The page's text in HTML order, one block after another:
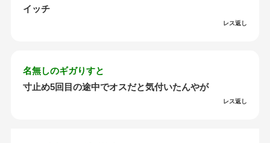
イッチ
レス返し
名無しのギガりすと
寸止め5回目の途中でオスだと気付いたんやが
レス返し